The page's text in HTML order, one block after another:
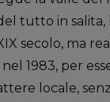
tutto in
secolo, ma
1983, per
locale,